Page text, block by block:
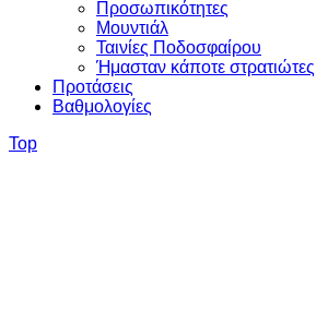
Προσωπικότητες
Μουντιάλ
Ταινίες Ποδοσφαίρου
Ήμασταν κάποτε στρατιώτες
Προτάσεις
Βαθμολογίες
Top